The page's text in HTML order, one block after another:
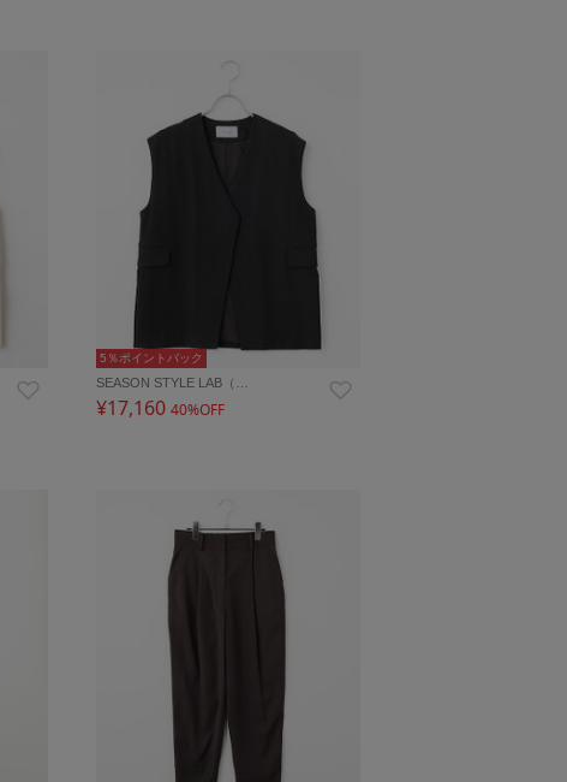
5％ポイントバック
SEASON STYLE LAB（…
¥17,160 40%OFF